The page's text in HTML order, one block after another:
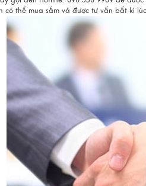
có thể mua sắm và được tư vấn bất kì